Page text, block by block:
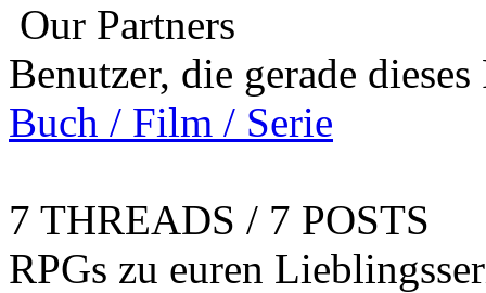
Our Partners
Benutzer, die gerade
Buch / Film / Serie
7 THREADS / 7 POSTS
RPGs zu euren